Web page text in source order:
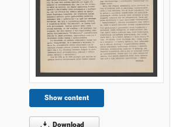
Show content
Download